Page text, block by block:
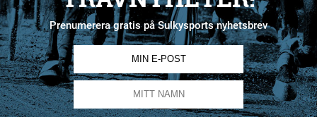
Prenumerera gratis på Sulkysports nyhetsbrev